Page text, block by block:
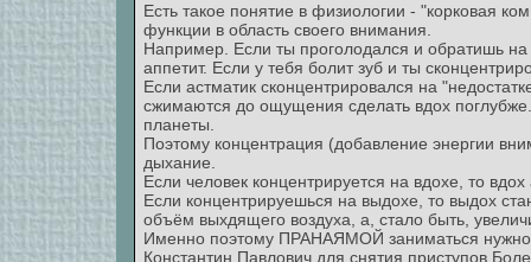
Есть такое понятие в физиологии - "корковая
функции в область своего внимания.
Например. Если ты проголодался и обратишь на
аппетит. Если у тебя болит зуб и ты
Если астматик сконцентрировался на
сжимаются до ощущения сделать вдох поглубже.
планеты.
Поэтому концентрация (добавление энергии
дыхание.
Если человек концентрируется на вдохе, то
Если концентрируешься на выдохе, то выдох
объём выхдящего воздуха, а, стало быть,
Именно поэтому ПРАНАЯМОЙ заниматься нужно
Константин Павлович для снятия приступов